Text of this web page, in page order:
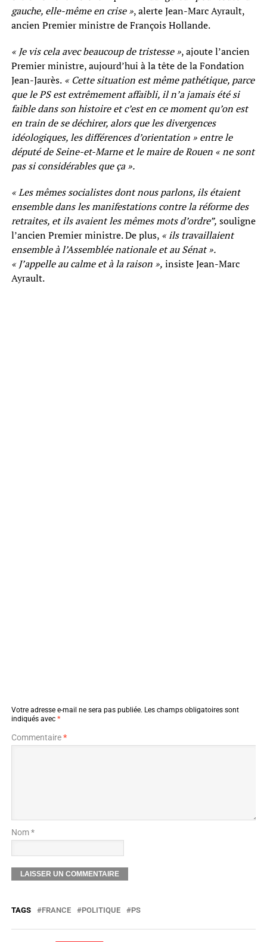
gauche, elle-même en crise », alerte Jean-Marc Ayrault,
ancien Premier ministre de François Hollande.
« Je vis cela avec beaucoup de tristesse », ajoute l’ancien
Premier ministre, aujourd’hui à la tête de la Fondation
Jean-Jaurès.« Cette situation est même pathétique, parce
que le PS est extrêmement affaibli, il n’a jamais été si
faible dans son histoire et c’est en ce moment qu’on est
en train de se déchirer, alors que les divergences
idéologiques, les différences d’orientation » entre le
député de Seine-et-Marne et le maire de Rouen « ne sont
pas si considérables que ça ».
« Les mêmes socialistes dont nous parlons, ils étaient
ensemble dans les manifestations contre la réforme des
retraites, et ils avaient les mêmes mots d’ordre”, souligne
l’ancien Premier ministre. De plus, « ils travaillaient
ensemble à l’Assemblée nationale et au Sénat ».
« J’appelle au calme et à la raison », insiste Jean-Marc
Ayrault.
Votre adresse e-mail ne sera pas publiée. Les champs obligatoires sont
indiqués avec *
Commentaire*
Nom *
TAGS FRANCE POLITIQUE PS